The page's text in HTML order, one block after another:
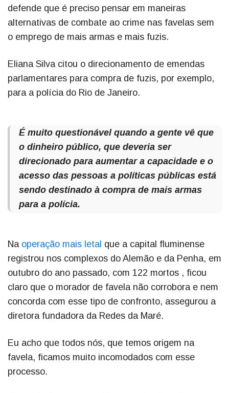
defende que é preciso pensar em maneiras
alternativas de combate ao crime nas favelas sem
o emprego de mais armas e mais fuzis.
Eliana Silva citou o direcionamento de emendas
parlamentares para compra de fuzis, por exemplo,
para a polícia do Rio de Janeiro.
É muito questionável quando a gente vê que
o dinheiro público, que deveria ser
direcionado para aumentar a capacidade e o
acesso das pessoas a políticas públicas está
sendo destinado à compra de mais armas
para a polícia.
Na operação mais letal que a capital fluminense
registrou nos complexos do Alemão e da Penha, em
outubro do ano passado, com 122 mortos , ficou
claro que o morador de favela não corrobora e nem
concorda com esse tipo de confronto, assegurou a
diretora fundadora da Redes da Maré.
Eu acho que todos nós, que temos origem na
favela, ficamos muito incomodados com esse
processo.